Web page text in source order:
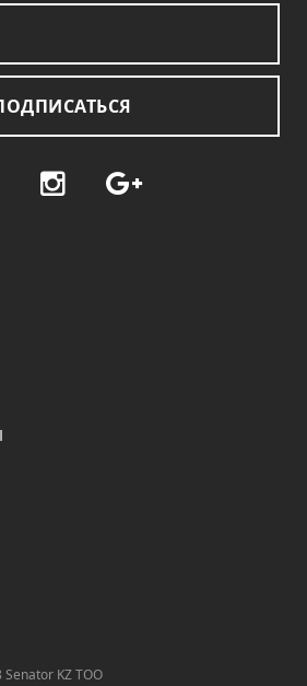
Senator KZ ТОО